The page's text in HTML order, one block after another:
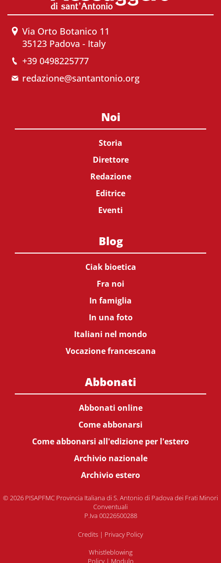
Via Orto Botanico 11
35123 Padova - Italy
+39 0498225777
redazione@santantonio.org
Noi
Storia
Direttore
Redazione
Editrice
Eventi
Blog
Ciak bioetica
Fra noi
In famiglia
In una foto
Italiani nel mondo
Vocazione francescana
Abbonati
Abbonati online
Come abbonarsi
Come abbonarsi all'edizione per l'estero
Archivio nazionale
Archivio estero
© 2026 PISAPFMC Provincia Italiana di S. Antonio di Padova dei Frati Minori
Conventuali
P.Iva 00226500288
Credits | Privacy Policy
Whistleblowing